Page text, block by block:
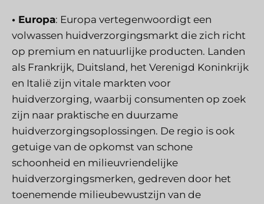
• Europa: Europa vertegenwoordigt een
volwassen huidverzorgingsmarkt die zich richt
op premium en natuurlijke producten. Landen
als Frankrijk, Duitsland, het Verenigd Koninkrijk
en Italië zijn vitale markten voor
huidverzorging, waarbij consumenten op zoek
zijn naar praktische en duurzame
huidverzorgingsoplossingen. De regio is ook
getuige van de opkomst van schone
schoonheid en milieuvriendelijke
huidverzorgingsmerken, gedreven door het
toenemende milieubewustzijn van de